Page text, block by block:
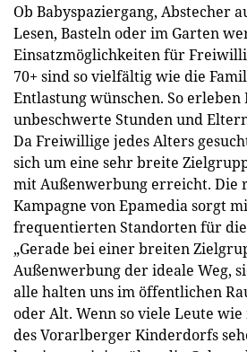
Ob Babyspaziergang, Abstecher
Lesen, Basteln oder im Garten
Einsatzmöglichkeiten für
70+ sind so vielfältig wie die
Entlastung wünschen. So
unbeschwerte Stunden und
Da Freiwillige jedes Alters
sich um eine sehr breite
mit Außenwerbung erreicht. Die
Kampagne von Epamedia sorgt
frequentierten Standorten für
„Gerade bei einer breiten
Außenwerbung der ideale Weg,
alle halten uns im öffentlichen
oder Alt. Wenn so viele Leute
des Vorarlberger Kinderdorfs